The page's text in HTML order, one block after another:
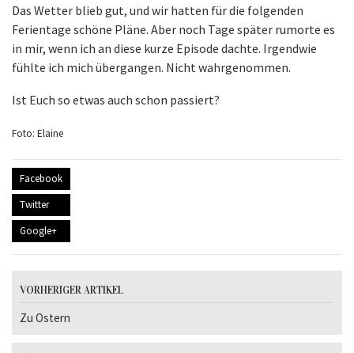
Das Wetter blieb gut, und wir hatten für die folgenden
Ferientage schöne Pläne. Aber noch Tage später rumorte es
in mir, wenn ich an diese kurze Episode dachte. Irgendwie
fühlte ich mich übergangen. Nicht wahrgenommen.
Ist Euch so etwas auch schon passiert?
Foto: Elaine
Facebook
Twitter
Google+
VORHERIGER ARTIKEL
Zu Ostern